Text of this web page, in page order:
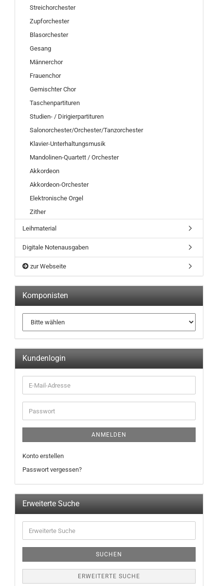
Streichorchester
Zupforchester
Blasorchester
Gesang
Männerchor
Frauenchor
Gemischter Chor
Taschenpartituren
Studien- / Dirigierpartituren
Salonorchester/Orchester/Tanzorchester
Klavier-Unterhaltungsmusik
Mandolinen-Quartett / Orchester
Akkordeon
Akkordeon-Orchester
Elektronische Orgel
Zither
Leihmaterial
Digitale Notenausgaben
zur Webseite
Komponisten
Kundenlogin
ANMELDEN
Konto erstellen
Passwort vergessen?
Erweiterte Suche
SUCHEN
ERWEITERTE SUCHE